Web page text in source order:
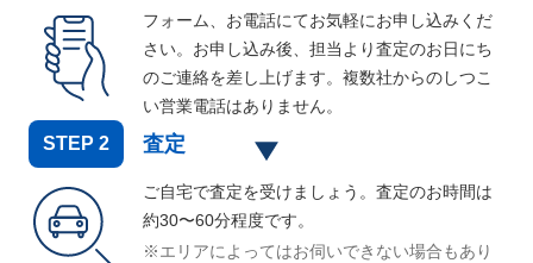
フォーム、お電話にてお気軽にお申し込みくだ
さい。お申し込み後、担当より査定のお日にち
のご連絡を差し上げます。複数社からのしつこ
い営業電話はありません。
STEP 2 査定
ご自宅で査定を受けましょう。査定のお時間は
約30〜60分程度です。
※エリアによってはお伺いできない場合もあり